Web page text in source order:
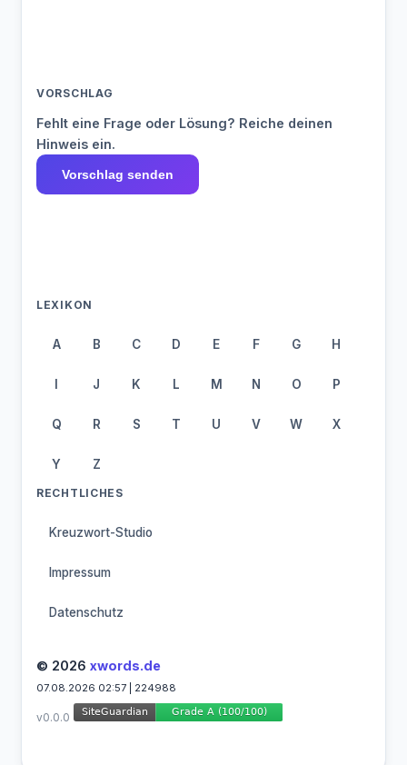
VORSCHLAG
Fehlt eine Frage oder Lösung? Reiche deinen
Hinweis ein.
Vorschlag senden
LEXIKON
A B C D E F G H
I J K L M N O P
Q R S T U V W X
Y Z
RECHTLICHES
Kreuzwort-Studio
Impressum
Datenschutz
© 2026 xwords.de
07.08.2026 02:57 | 224988
v0.0.0